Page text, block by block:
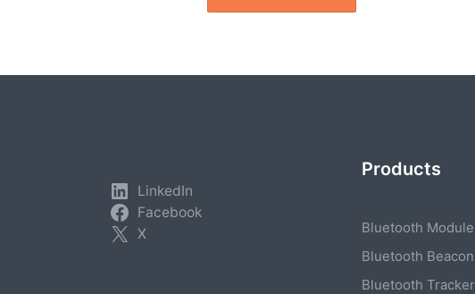
LinkedIn
Facebook
X
Products
Bluetooth Module
Bluetooth Beacon
Bluetooth Tracker